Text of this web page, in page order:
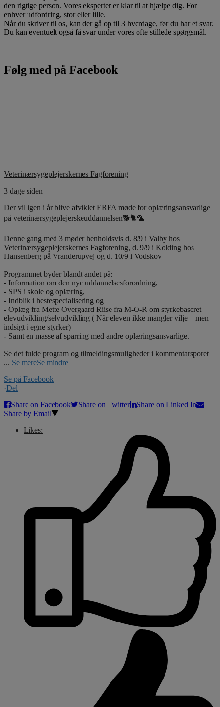
den rigtige person. Vores eksperter er klar til at hjælpe dig. For
enhver udfordring, stor eller lille.
Når du skriver til os, kan der gå op til 3 hverdage, før du har et svar.
Du kan eventuelt også få svar under vores ofte stillede spørgsmål.
Følg med på Facebook
Veterinærsygeplejerskernes Fagforening
3 dage siden
Der vil igen i år blive afviklet ERFA møde for oplæringsansvarlige
på veterinærsygeplejerskeuddannelsen🐕🐈🦜
Denne gang med 3 møder henholdsvis d. 8/9 i Valby hos
Veterinærsygeplejerskernes Fagforening, d. 9/9 i Kolding hos
Hansenberg på Vranderupvej og d. 10/9 i Vodskov
Programmet byder blandt andet på:
- Information om den nye uddannelsesforordning,
- SPS i skole og oplæring,
- Indblik i hestespecialisering og
- Oplæg fra Mette Overgaard Riise fra M-O-R om styrkebaseret
elevudvikling/selvudvikling ( Når eleven ikke mangler vilje – men
indsigt i egne styrker)
- Samt en masse af sparring med andre oplæringsansvarlige.
Se det fulde program og tilmeldingsmuligheder i kommentarsporet
... Se mereSe mindre
Se på Facebook
·Del
Share on Facebook
Share on Twitter
Share on Linked In
Share by Email
Likes: